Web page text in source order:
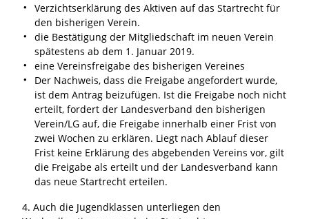
Verzichtserklärung des Aktiven auf das Startrecht für
den bisherigen Verein.
die Bestätigung der Mitgliedschaft im neuen Verein
spätestens ab dem 1. Januar 2019.
eine Vereinsfreigabe des bisherigen Vereines
Der Nachweis, dass die Freigabe angefordert wurde,
ist dem Antrag beizufügen. Ist die Freigabe noch nicht
erteilt, fordert der Landesverband den bisherigen
Verein/LG auf, die Freigabe innerhalb einer Frist von
zwei Wochen zu erklären. Liegt nach Ablauf dieser
Frist keine Erklärung des abgebenden Vereins vor, gilt
die Freigabe als erteilt und der Landesverband kann
das neue Startrecht erteilen.
4. Auch die Jugendklassen unterliegen den